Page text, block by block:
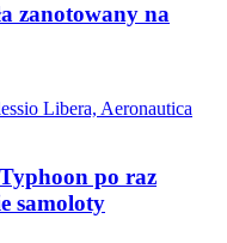
zanotowany na
po raz
samoloty